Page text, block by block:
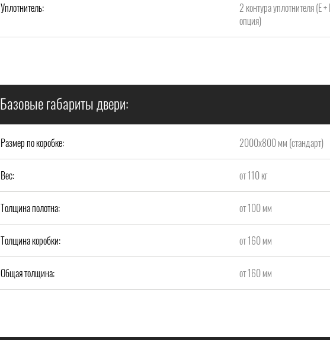
Уплотнитель:
2 контура уплотнителя (Е
опция)
Базовые габариты двери:
Размер по коробке: 2000x800 мм (стандарт)
Вес: от 110 кг
Толщина полотна: от 100 мм
Толщина коробки: от 160 мм
Общая толщина: от 160 мм